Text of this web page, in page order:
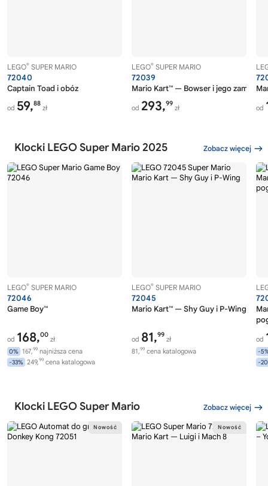
LEGO® SUPER MARIO
72040
Captain Toad i obóz
od 59,88
zł
LEGO® SUPER MARIO
72039
Mario Kart™ — Bowser i jego zamek
od 293,99
zł od
Klocki LEGO Super Mario 2025 Zobacz więcej
LEGO® SUPER MARIO
72046
Game Boy™
od 168,00
zł
0% 167,99 najniższa cena
-33% 249,99 cena katalogowa
LEGO® SUPER MARIO
72045
Mario Kart™ — Shy Guy i P-Wing
od 81,99
zł
81,99 cena katalogowa
od
-
-
Klocki LEGO Super Mario Zobacz więcej